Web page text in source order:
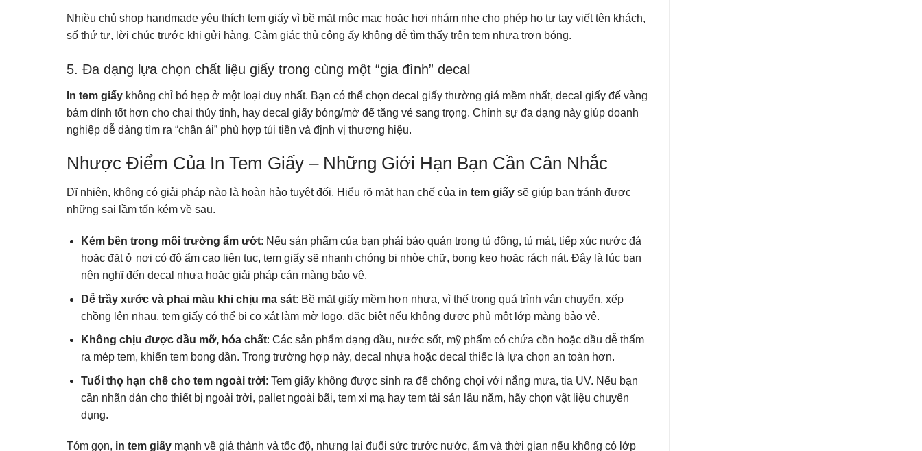
Nhiều chủ shop handmade yêu thích tem giấy vì bề mặt mộc mạc hoặc hơi nhám nhẹ cho phép họ tự tay viết tên khách,
số thứ tự, lời chúc trước khi gửi hàng. Cảm giác thủ công ấy không dễ tìm thấy trên tem nhựa trơn bóng.
5. Đa dạng lựa chọn chất liệu giấy trong cùng một “gia đình” decal
In tem giấy không chỉ bó hẹp ở một loại duy nhất. Bạn có thể chọn decal giấy thường giá mềm nhất, decal giấy đế vàng
bám dính tốt hơn cho chai thủy tinh, hay decal giấy bóng/mờ để tăng vẻ sang trọng. Chính sự đa dạng này giúp doanh
nghiệp dễ dàng tìm ra “chân ái” phù hợp túi tiền và định vị thương hiệu.
Nhược Điểm Của In Tem Giấy – Những Giới Hạn Bạn Cần Cân Nhắc
Dĩ nhiên, không có giải pháp nào là hoàn hảo tuyệt đối. Hiểu rõ mặt hạn chế của in tem giấy sẽ giúp bạn tránh được
những sai lầm tốn kém về sau.
Kém bền trong môi trường ẩm ướt: Nếu sản phẩm của bạn phải bảo quản trong tủ đông, tủ mát, tiếp xúc nước đá
hoặc đặt ở nơi có độ ẩm cao liên tục, tem giấy sẽ nhanh chóng bị nhòe chữ, bong keo hoặc rách nát. Đây là lúc bạn
nên nghĩ đến decal nhựa hoặc giải pháp cán màng bảo vệ.
Dễ trầy xước và phai màu khi chịu ma sát: Bề mặt giấy mềm hơn nhựa, vì thế trong quá trình vận chuyển, xếp
chồng lên nhau, tem giấy có thể bị cọ xát làm mờ logo, đặc biệt nếu không được phủ một lớp màng bảo vệ.
Không chịu được dầu mỡ, hóa chất: Các sản phẩm dạng dầu, nước sốt, mỹ phẩm có chứa cồn hoặc dầu dễ thấm
ra mép tem, khiến tem bong dần. Trong trường hợp này, decal nhựa hoặc decal thiếc là lựa chọn an toàn hơn.
Tuổi thọ hạn chế cho tem ngoài trời: Tem giấy không được sinh ra để chống chọi với nắng mưa, tia UV. Nếu bạn
cần nhãn dán cho thiết bị ngoài trời, pallet ngoài bãi, tem xi mạ hay tem tài sản lâu năm, hãy chọn vật liệu chuyên
dụng.
Tóm gọn, in tem giấy mạnh về giá thành và tốc độ, nhưng lại đuối sức trước nước, ẩm và thời gian nếu không có lớp